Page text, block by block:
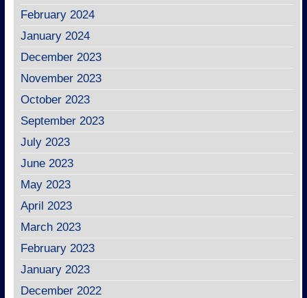
February 2024
January 2024
December 2023
November 2023
October 2023
September 2023
July 2023
June 2023
May 2023
April 2023
March 2023
February 2023
January 2023
December 2022